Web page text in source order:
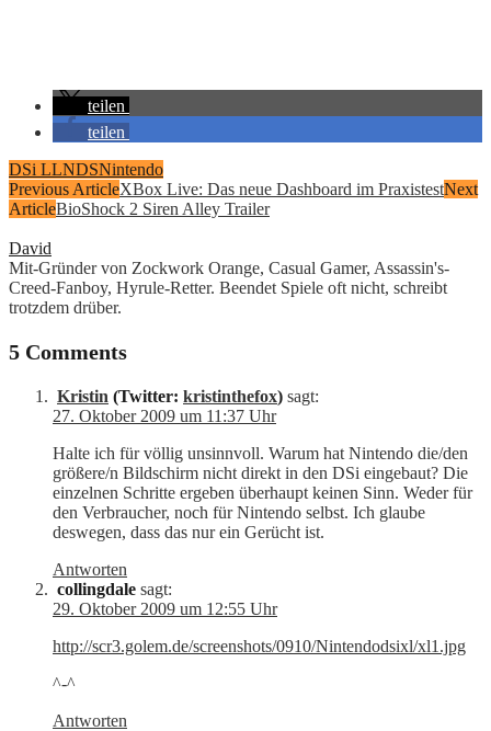
teilen
teilen
DSi LLNDSNintendo
Previous ArticleXBox Live: Das neue Dashboard im PraxistestNext
ArticleBioShock 2 Siren Alley Trailer
David
Mit-Gründer von Zockwork Orange, Casual Gamer, Assassin's-
Creed-Fanboy, Hyrule-Retter. Beendet Spiele oft nicht, schreibt
trotzdem drüber.
5 Comments
Kristin (Twitter: kristinthefox) sagt:
27. Oktober 2009 um 11:37 Uhr
Halte ich für völlig unsinnvoll. Warum hat Nintendo die/den
größere/n Bildschirm nicht direkt in den DSi eingebaut? Die
einzelnen Schritte ergeben überhaupt keinen Sinn. Weder für
den Verbraucher, noch für Nintendo selbst. Ich glaube
deswegen, dass das nur ein Gerücht ist.
Antworten
collingdale sagt:
29. Oktober 2009 um 12:55 Uhr
http://scr3.golem.de/screenshots/0910/Nintendodsixl/xl1.jpg
^-^
Antworten